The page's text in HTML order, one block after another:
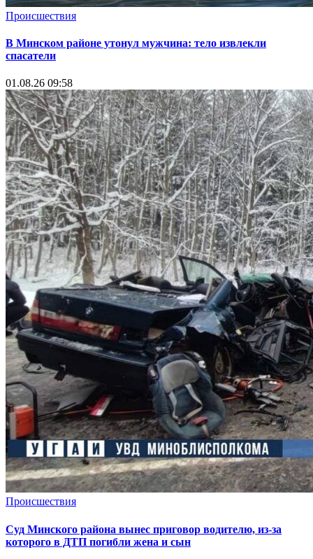
Происшествия
В Минском районе утонул мужчина: тело извлекли
спасатели
01.08.26 09:58
Происшествия
Суд Минского района вынес приговор водителю, из-за
которого в ДТП погибли жена и сын